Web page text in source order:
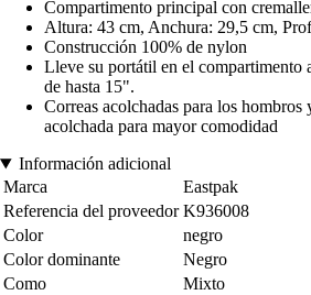
Compartimento principal con
Altura: 43 cm, Anchura: 29,5 cm,
Construcción 100% de nylon
Lleve su portátil en el compartimento
de hasta 15".
Correas acolchadas para los hombros
acolchada para mayor comodidad
Información adicional
Marca
Eastpak
Referencia del proveedor K936008
Color
negro
Color dominante
Negro
Como
Mixto